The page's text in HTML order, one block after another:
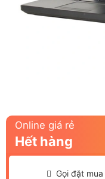
Online giá rẻ
Hết hàng
Gọi đặt mua